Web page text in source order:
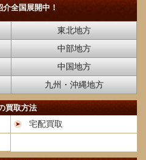
介全国展開中！
東北地方
中部地方
中国地方
九州・沖縄地方
買取方法
宅配買取